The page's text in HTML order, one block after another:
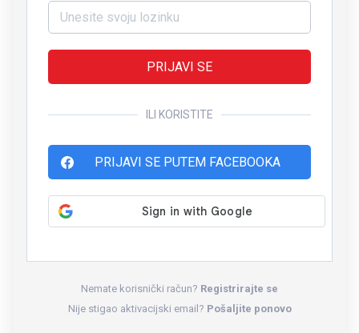
PRIJAVI SE
ILI KORISTITE
PRIJAVI SE PUTEM FACEBOOKA
Nemate korisnički račun? Registrirajte se
Nije stigao aktivacijski email? Pošaljite ponovo